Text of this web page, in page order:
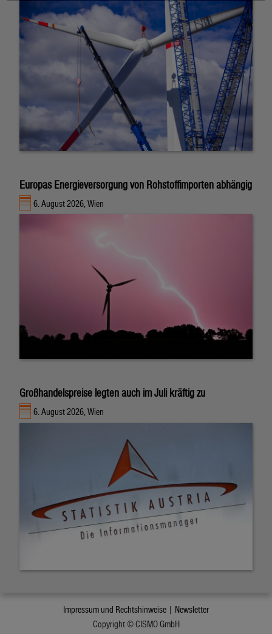
Europas Energieversorgung von Rohstoffimporten abhängig
6. August 2026, Wien
Großhandelspreise legten auch im Juli kräftig zu
6. August 2026, Wien
Impressum und Rechtshinweise | Newsletter
Copyright © CISMO GmbH